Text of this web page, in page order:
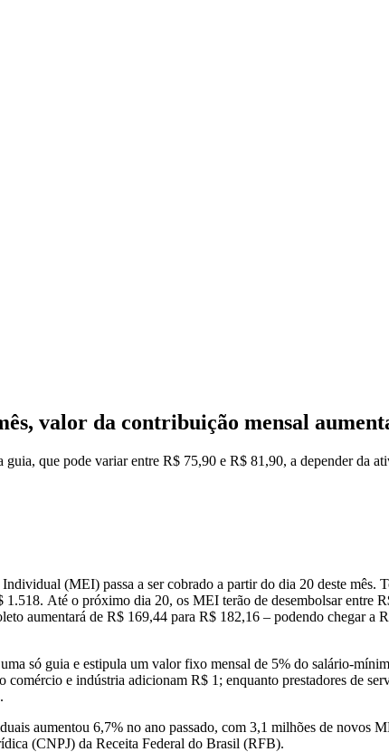
valor da contribuição mensal
que pode variar entre R$ 75,90 e R$ 81,90, a depender da
(MEI) passa a ser cobrado a partir do dia 20 deste
Até o próximo dia 20, os MEI terão de desembolsar entre
aumentará de R$ 169,44 para R$ 182,16 – podendo chegar a
só guia e estipula um valor fixo mensal de 5% do salário-
e indústria adicionam R$ 1; enquanto prestadores de
aumentou 6,7% no ano passado, com 3,1 milhões de novos
(CNPJ) da Receita Federal do Brasil (RFB).